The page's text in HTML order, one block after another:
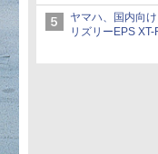
ヤマハ、国内向
リズリーEPS